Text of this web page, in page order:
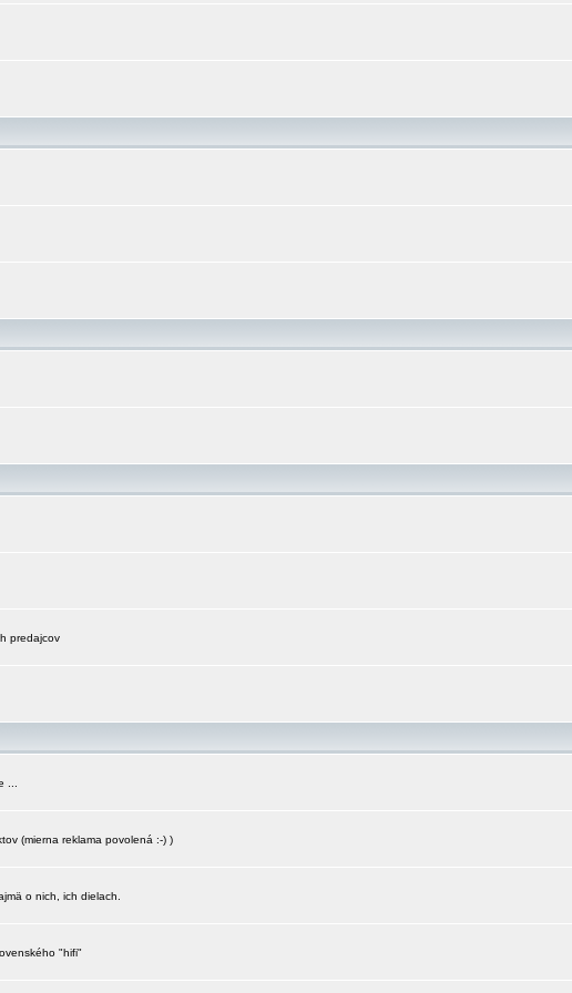
predajcov
...
(mierna reklama povolená :-) )
o nich, ich dielach.
"hifi"